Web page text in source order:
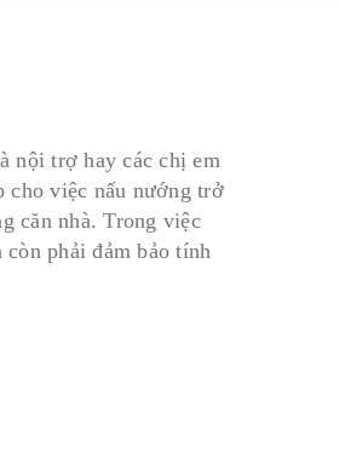
nội trợ hay các chị em
cho việc nấu nướng trở
căn nhà. Trong việc
phải đảm bảo tính